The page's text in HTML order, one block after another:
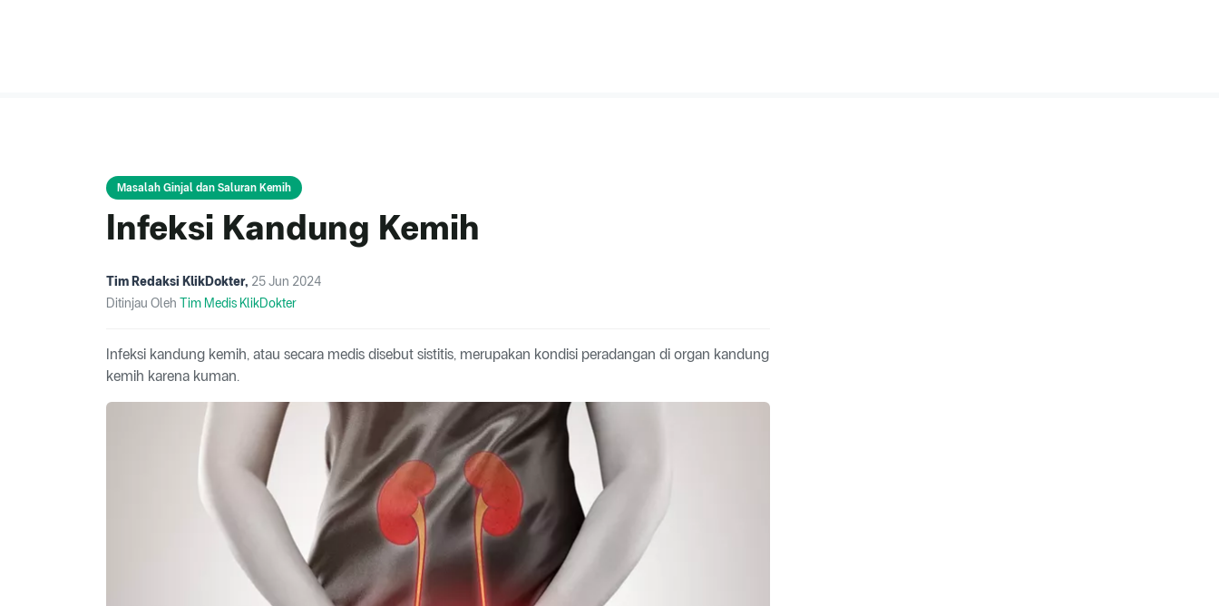
Masalah Ginjal dan Saluran Kemih
Infeksi Kandung Kemih
Tim Redaksi KlikDokter, 25 Jun 2024
Ditinjau Oleh Tim Medis KlikDokter
Infeksi kandung kemih, atau secara medis disebut sistitis, merupakan kondisi peradangan di organ kandung
kemih karena kuman.